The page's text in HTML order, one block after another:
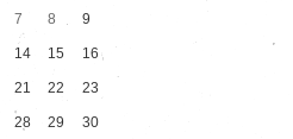
7 8 9
14 15 16
21 22 23
28 29 30